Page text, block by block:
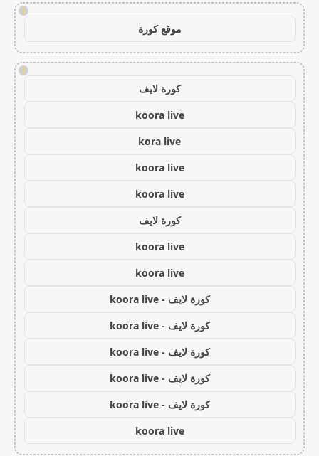
!
موقع كورة
!
كورة لايف
koora live
kora live
koora live
koora live
كورة لايف
koora live
koora live
كورة لايف - koora live
كورة لايف - koora live
كورة لايف - koora live
كورة لايف - koora live
كورة لايف - koora live
koora live